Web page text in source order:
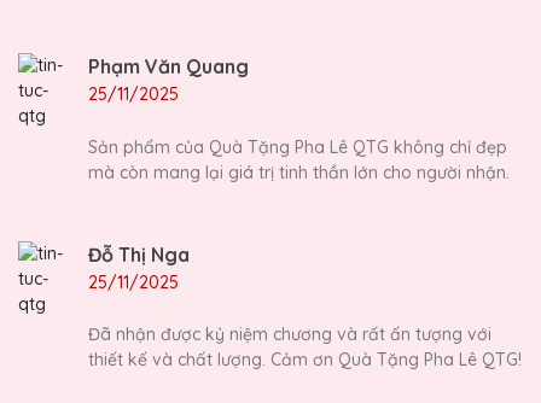
Phạm Văn Quang
25/11/2025
Sản phẩm của Quà Tặng Pha Lê QTG không chỉ đẹp
mà còn mang lại giá trị tinh thần lớn cho người nhận.
Đỗ Thị Nga
25/11/2025
Đã nhận được kỷ niệm chương và rất ấn tượng với
thiết kế và chất lượng. Cảm ơn Quà Tặng Pha Lê QTG!